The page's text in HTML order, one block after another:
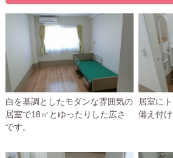
白を基調としたモダンな雰囲気の
居室で18㎡とゆったりした広さ
です。
居室に
備え付け